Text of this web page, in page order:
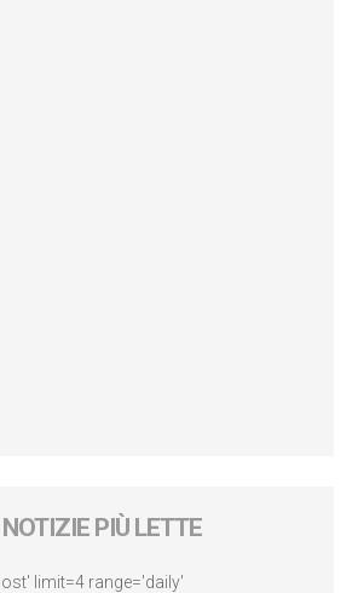
PIÙ LETTE
limit=4 range='daily'